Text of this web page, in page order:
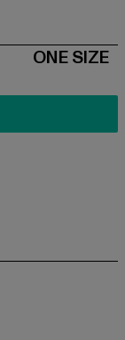
ONE SIZE